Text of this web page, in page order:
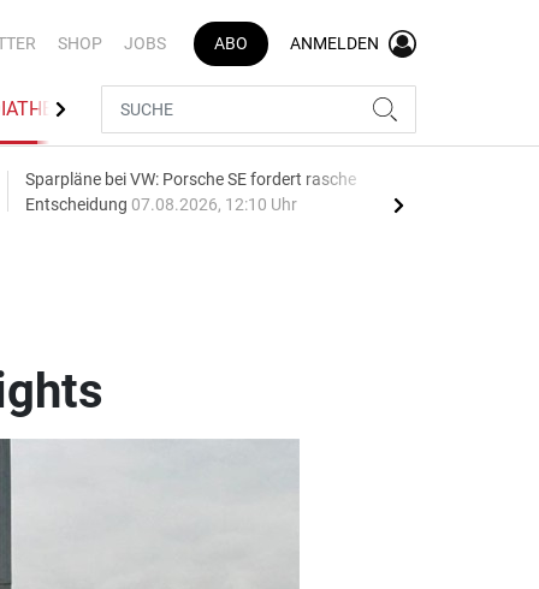
SHOP JOBS ABO ANMELDEN
BRANCHENVERZEICHNIS
Sparpläne bei VW: Porsche SE fordert rasche
Entscheidung 07.08.2026, 12:10 Uhr